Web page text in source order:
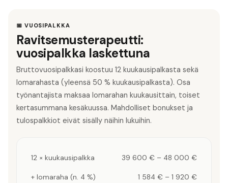
📅 VUOSIPALKKA
Ravitsemusterapeutti:
vuosipalkka laskettuna
Bruttovuosipalkkasi koostuu 12 kuukausipalkasta sekä
lomarahasta (yleensä 50 % kuukausipalkasta). Osa
työnantajista maksaa lomarahan kuukausittain, toiset
kertasummana kesäkuussa. Mahdolliset bonukset ja
tulospalkkiot eivät sisälly näihin lukuihin.
12 × kuukausipalkka 39 600 € – 48 000 €
+ lomaraha (n. 4 %) 1 584 € – 1 920 €